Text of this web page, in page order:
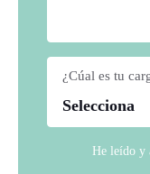
¿Cúal es tu
He leído y